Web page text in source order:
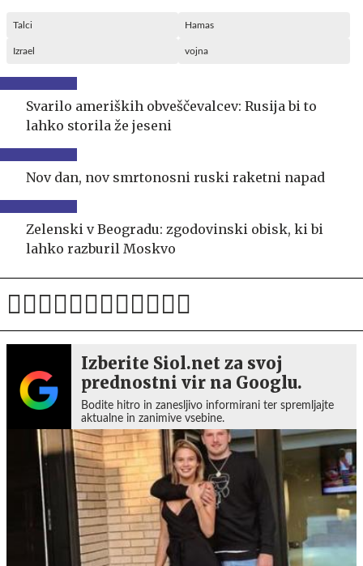
Talci Hamas
Izrael vojna
Svarilo ameriških obveščevalcev: Rusija bi to
lahko storila že jeseni
Nov dan, nov smrtonosni ruski raketni napad
Zelenski v Beogradu: zgodovinski obisk, ki bi
lahko razburil Moskvo
Izberite Siol.net za svoj
prednostni vir na Googlu.
Bodite hitro in zanesljivo informirani ter spremljajte
aktualne in zanimive vsebine.